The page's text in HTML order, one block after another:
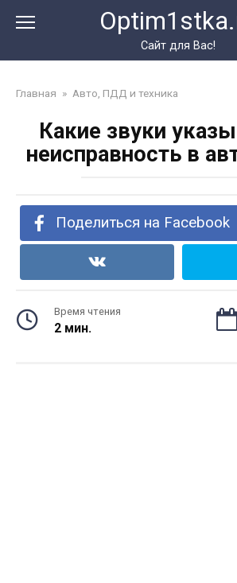
Сайт для Вас!
Главная » Авто, ПДД и техника
Какие звуки
неисправность в
Поделиться на Facebook
Время чтения
2 мин.